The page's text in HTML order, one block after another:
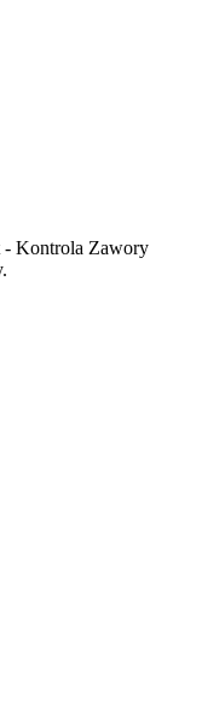
- Kontrola Zawory